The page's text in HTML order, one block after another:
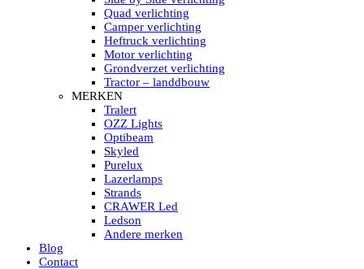
LED STRIPS
Led strip flexibel Click & Go
Led strip RGB op rol
Led strip IP68 waterdicht
Led strip kleur wit
Led strips Vantage
Led strip met ingebouwde accu
Subcategorieën Led strips
LED INTERIEUR VERLICHTING
Led verlichting interieur PIR / Touch
LED Armatuur met Strip 220V
Led strips
Subcategorieën Led interieur
PORTABLE ACCU LED LAMP
Led hoofdlamp
Camping led verlichting
Led zaklamp
Accu werklamp
Quad verlichting
Camper verlichting
Heftruck verlichting
Motor verlichting
Grondverzet verlichting
Tractor – landdbouw
MERKEN
Tralert
OZZ Lights
Optibeam
Skyled
Purelux
Lazerlamps
Strands
CRAWER Led
Ledson
Andere merken
Blog
Contact